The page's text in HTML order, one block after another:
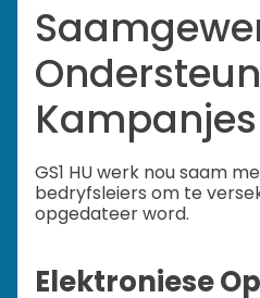
Kampanjes
GS1 HU werk nou saam
bedryfsleiers om te
opgedateer word.
Elektroniese